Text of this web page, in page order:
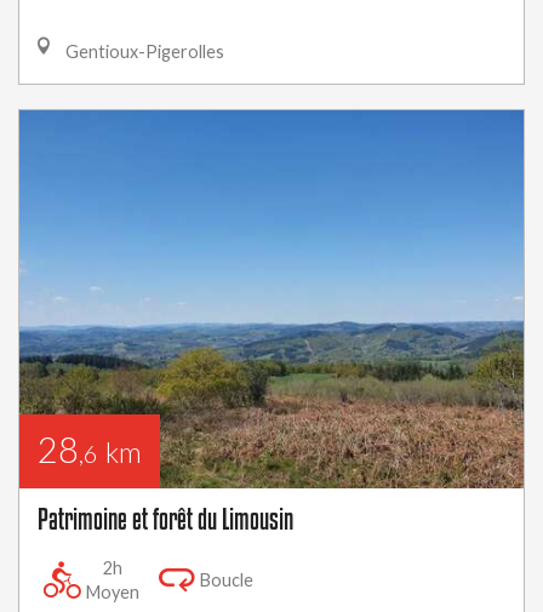
Gentioux-Pigerolles
28 ,6 km
Patrimoine et forêt du Limousin
2h
Moyen
Boucle